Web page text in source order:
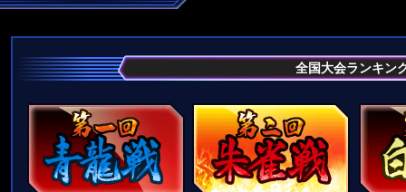
全国大会ランキン